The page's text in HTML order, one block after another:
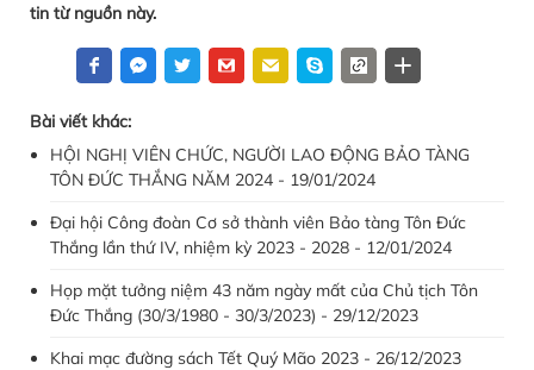
tin từ nguồn này.
Bài viết khác:
HỘI NGHỊ VIÊN CHỨC, NGƯỜI LAO ĐỘNG BẢO TÀNG
TÔN ĐỨC THẮNG NĂM 2024 - 19/01/2024
Đại hội Công đoàn Cơ sở thành viên Bảo tàng Tôn Đức
Thắng lần thứ IV, nhiệm kỳ 2023 - 2028 - 12/01/2024
Họp mặt tưởng niệm 43 năm ngày mất của Chủ tịch Tôn
Đức Thắng (30/3/1980 - 30/3/2023) - 29/12/2023
Khai mạc đường sách Tết Quý Mão 2023 - 26/12/2023